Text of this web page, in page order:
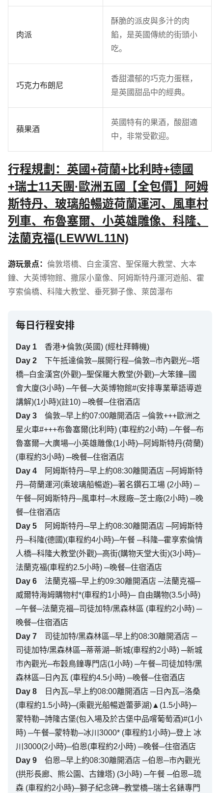
肉派
酥脆的派皮與多汁的肉
餡，是英國傳統的街頭小
吃。
巧克力布朗尼
香甜濃郁的巧克力蛋糕，
是英國甜品中的經典。
蘋果酒
英國特有的果酒，酸甜適
中，非常受歡迎。
行程規劃：英國+荷蘭+比利時+德國
+瑞士11天團·歐洲五國【全包價】阿姆
斯特丹、玻璃船暢遊荷蘭運河、風車村
列車、布魯塞爾、小英雄雕像、科隆、
法蘭克福(LEWWL11N)
游玩景点： 倫敦塔橋、 白金漢宮、 聖保羅大教堂、 大本
鐘、 大英博物館、 撒尿小童像、 阿姆斯特丹運河遊船、 霍
亨索倫橋、 科隆大教堂、 垂死獅子像、 萊茵瀑布
每日行程安排
Day 1
香港✈倫敦(英國) (經杜拜轉機)
Day 2
下午抵達倫敦─展開行程─倫敦─市內觀光─塔
橋─白金漢宮(外觀)─聖保羅大教堂(外觀)─大笨鐘─國
會大廈(3小時) ─午餐─大英博物館#(安排專業華語導遊
講解)(1小時)(註10) ─晚餐─住宿酒店
Day 3
倫敦─早上約07:00離開酒店 ─倫敦+++歐洲之
星火車#+++布魯塞爾(比利時) (車程約2小時) ─午餐─布
魯塞爾─大廣場─小英雄雕像(1小時)─阿姆斯特丹(荷蘭)
(車程約3小時) ─晚餐─住宿酒店
Day 4
阿姆斯特丹─早上約08:30離開酒店 ─阿姆斯特
丹─荷蘭運河(乘玻璃船暢遊)─著名鑽石工場 (2小時) ─
午餐─阿姆斯特丹─風車村─木屐廠─芝士廠(2小時) ─晚
餐─住宿酒店
Day 5
阿姆斯特丹─早上約08:30離開酒店 ─阿姆斯特
丹─科隆(德國)(車程約4小時)─午餐 ─科隆─霍享索倫情
人橋─科隆大教堂(外觀)─高街(購物天堂大街)(3小時)─
法蘭克福(車程約2.5小時) ─晚餐─住宿酒店
Day 6
法蘭克福─早上約09:30離開酒店 ─法蘭克福─
威爾特海姆購物村*(車程約1小時)─ 自由購物(3.5小時)
─午餐─法蘭克福─司徒加特/黑森林區 (車程約2小時) ─
晚餐─住宿酒店
Day 7
司徒加特/黑森林區─早上約08:30離開酒店 ─
司徒加特/黑森林區─蒂蒂湖─新城(車程約2小時) ─新城
市內觀光─布穀鳥鐘專門店(1小時) ─午餐─司徒加特/黑
森林區─日內瓦 (車程約4.5小時) ─晚餐─住宿酒店
Day 8
日內瓦─早上約08:00離開酒店 ─日內瓦─洛桑
(車程約1.5小時)─(乘觀光船暢遊蕾夢湖)▲(1.5小時)─
蒙特勒─詩隆古堡(包入場及於古堡中品嚐葡萄酒)#(1小
時) ─午餐─蒙特勒─冰川3000* (車程約1小時)─登上 冰
川3000(2小時)─伯恩(車程約2小時) ─晚餐─住宿酒店
Day 9
伯恩─早上約08:30離開酒店 ─伯恩─市內觀光
(拱形長廊、熊公園、古鐘塔) (3小時) ─午餐 ─伯恩─琉
森 (車程約2小時)─獅子紀念碑─教堂橋─瑞士名錶專門